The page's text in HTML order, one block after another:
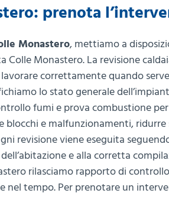
prenota
Monastero, mettiamo a
Monastero. La revisione
correttamente quando
lo stato generale
fumi e prova combustione
e malfunzionamenti, ridurre
revisione viene eseguita
e alla corretta
rilasciamo rapporto di
tempo. Per prenotare un